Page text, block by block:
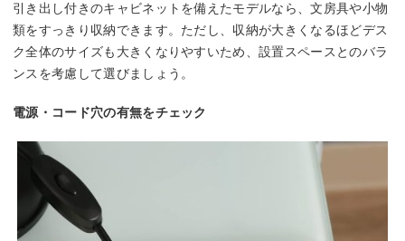
引き出し付きのキャビネットを備えたモデルなら、文房具や小物
類をすっきり収納できます。ただし、収納が大きくなるほどデス
ク全体のサイズも大きくなりやすいため、設置スペースとのバラ
ンスを考慮して選びましょう。
電源・コード穴の有無をチェック